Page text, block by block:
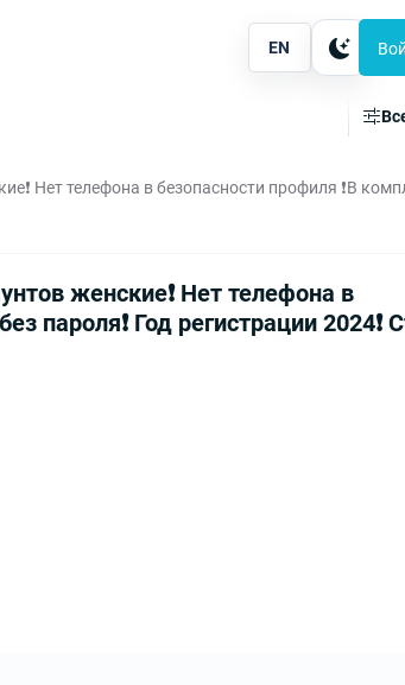
EN Тема
Нет телефона в безопасности профиля ❗️В
женские❗️ Нет телефона в
пароля❗️ Год регистрации 2024❗️